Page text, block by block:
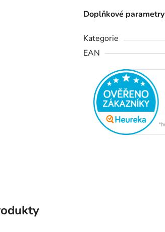
Doplňkové parametry
Kategorie
EAN